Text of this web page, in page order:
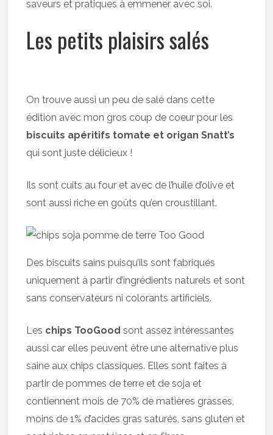
saveurs et pratiques à emmener avec soi.
Les petits plaisirs salés
On trouve aussi un peu de salé dans cette
édition avec mon gros coup de coeur pour les
biscuits apéritifs tomate et origan Snatt’s
qui sont juste délicieux !
Ils sont cuits au four et avec de l’huile d’olive et
sont aussi riche en goûts qu’en croustillant.
Des biscuits sains puisqu’ils sont fabriqués
uniquement à partir d’ingrédients naturels et sont
sans conservateurs ni colorants artificiels.
Les chips TooGood sont assez intéressantes
aussi car elles peuvent être une alternative plus
saine aux chips classiques. Elles sont faites à
partir de pommes de terre et de soja et
contiennent mois de 70% de matières grasses,
moins de 1% d’acides gras saturés, sans gluten et